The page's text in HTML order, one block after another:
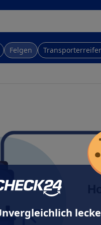
Felgen